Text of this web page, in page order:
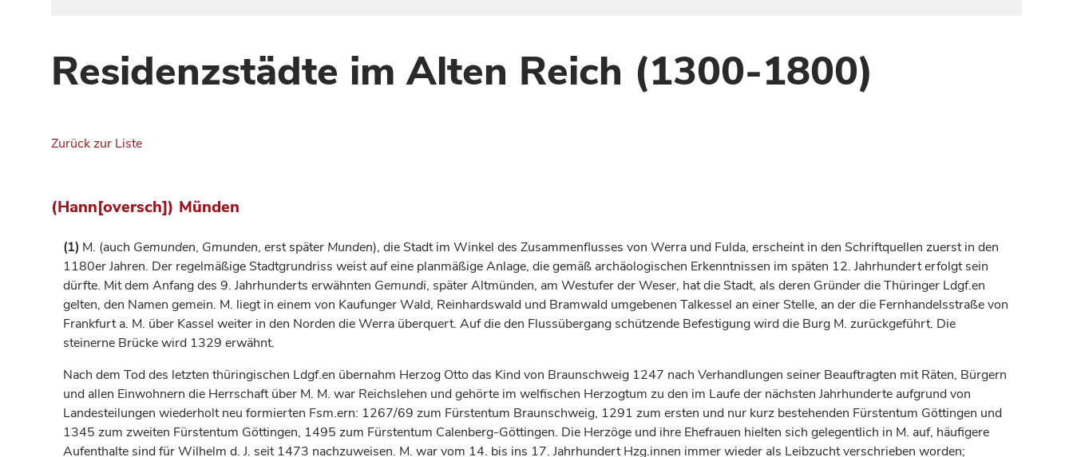
Residenzstädte im Alten Reich (1300-1800)
Zurück zur Liste
(Hann[oversch]) Münden
(1) M. (auch Gemunden, Gmunden, erst später Munden), die Stadt im Winkel des Zusammenflusses von Werra und Fulda, erscheint in den Schriftquellen zuerst in den
1180er Jahren. Der regelmäßige Stadtgrundriss weist auf eine planmäßige Anlage, die gemäß archäologischen Erkenntnissen im späten 12. Jahrhunderterfolgt sein
dürfte. Mit dem Anfang des 9. Jahrhunderts erwähnten Gemundi, später Altmünden, am Westufer der Weser, hat die Stadt, als deren Gründer die Thüringer Ldgf.en
gelten, den Namen gemein. M. liegt in einem von Kaufunger Wald, Reinhardswald und Bramwald umgebenen Talkessel an einer Stelle, an der die Fernhandelsstraße von
Frankfurt a. M. über Kassel weiter in den Norden die Werra überquert. Auf die den Flussübergang schützende Befestigung wird die Burg M. zurückgeführt. Die
steinerne Brücke wird 1329 erwähnt.
Nach dem Tod des letzten thüringischen Ldgf.en übernahm Herzog Otto das Kind von Braunschweig 1247 nach Verhandlungen seiner Beauftragten mit Räten, Bürgern
und allen Einwohnern die Herrschaft über M. M. war Reichslehen und gehörte im welfischen Herzogtum zu den im Laufe der nächsten Jahrhunderte aufgrund von
Landesteilungen wiederholt neu formierten Fsm.ern: 1267/69 zum Fürstentum Braunschweig, 1291 zum ersten und nur kurz bestehenden Fürstentum Göttingen und
1345 zum zweiten Fürstentum Göttingen, 1495 zum Fürstentum Calenberg-Göttingen. Die Herzöge und ihre Ehefrauen hielten sich gelegentlich in M. auf, häufigere
Aufenthalte sind für Wilhelm d. J. seit 1473 nachzuweisen. M. war vom 14. bis ins 17. JahrhundertHzg.innen immer wieder als Leibzucht verschrieben worden;